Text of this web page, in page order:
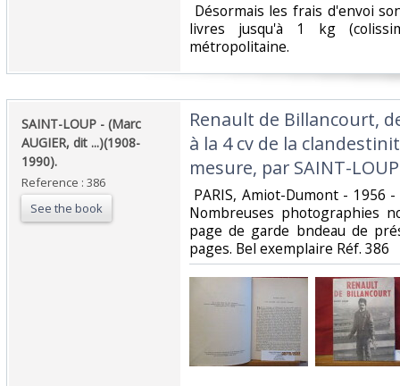
Désormais les frais d'envoi
livres jusqu'à 1 kg
métropolitaine.‎
‎SAINT-LOUP - (Marc
AUGIER, dit ...)(1908-
1990).‎
Reference : 386
See the book
‎Renault de Billancourt,
à la 4 cv de la
mesure, par SAINT-
PARIS, Amiot-Dumont - 1956
Nombreuses photographies
page de garde bndeau de
pages. Bel exemplaire Réf. 386‎